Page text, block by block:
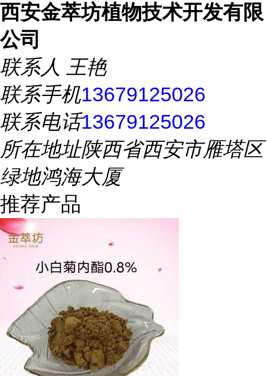
西安金萃坊植物技术开发有限
公司
联系人 王艳
联系手机13679125026
联系电话13679125026
所在地址陕西省西安市雁塔区
绿地鸿海大厦
推荐产品